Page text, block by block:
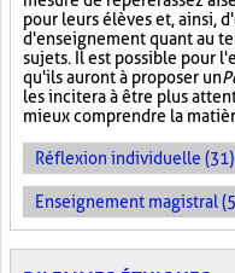
pour leurs élèves et, ainsi,
d'enseignement quant au
sujets. Il est possible pour
qu'ils auront à proposer un
les incitera à être plus
mieux comprendre la
Réflexion individuelle (31)
Enseignement magistral